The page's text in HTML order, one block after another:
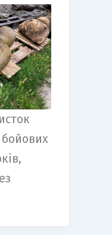
бойових